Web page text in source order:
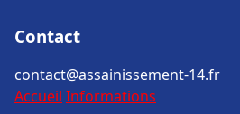
Contact
contact@assainissement-14.fr
Accueil Informations